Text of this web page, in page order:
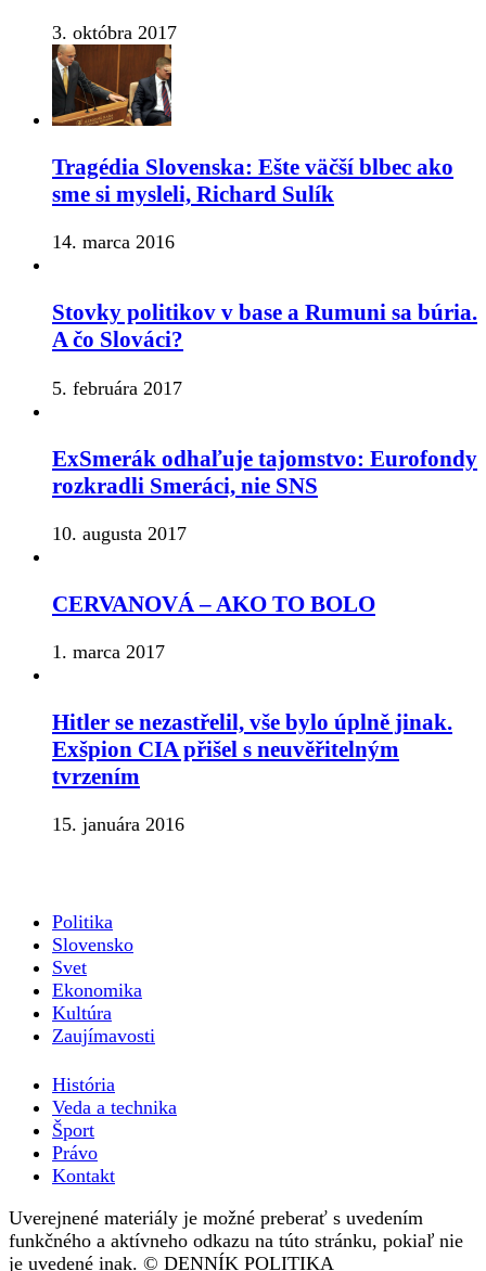
3. októbra 2017
Tragédia Slovenska: Ešte väčší blbec ako
sme si mysleli, Richard Sulík
14. marca 2016
Stovky politikov v base a Rumuni sa búria.
A čo Slováci?
5. februára 2017
ExSmerák odhaľuje tajomstvo: Eurofondy
rozkradli Smeráci, nie SNS
10. augusta 2017
CERVANOVÁ – AKO TO BOLO
1. marca 2017
Hitler se nezastřelil, vše bylo úplně jinak.
Exšpion CIA přišel s neuvěřitelným
tvrzením
15. januára 2016
Politika
Slovensko
Svet
Ekonomika
Kultúra
Zaujímavosti
História
Veda a technika
Šport
Právo
Kontakt
Uverejnené materiály je možné preberať s uvedením
funkčného a aktívneho odkazu na túto stránku, pokiaľ nie
je uvedené inak. © DENNÍK POLITIKA